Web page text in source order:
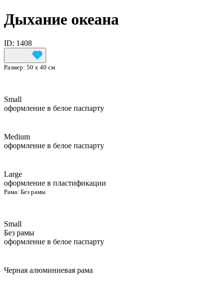
Дыхание океана
ID: 1408
Размер: 50 х 40 см
Small
оформление в белое паспарту
Medium
оформление в белое паспарту
Large
оформление в пластификации
Рама: Без рамы
Small
Без рамы
оформление в белое паспарту
Черная алюминиевая рама